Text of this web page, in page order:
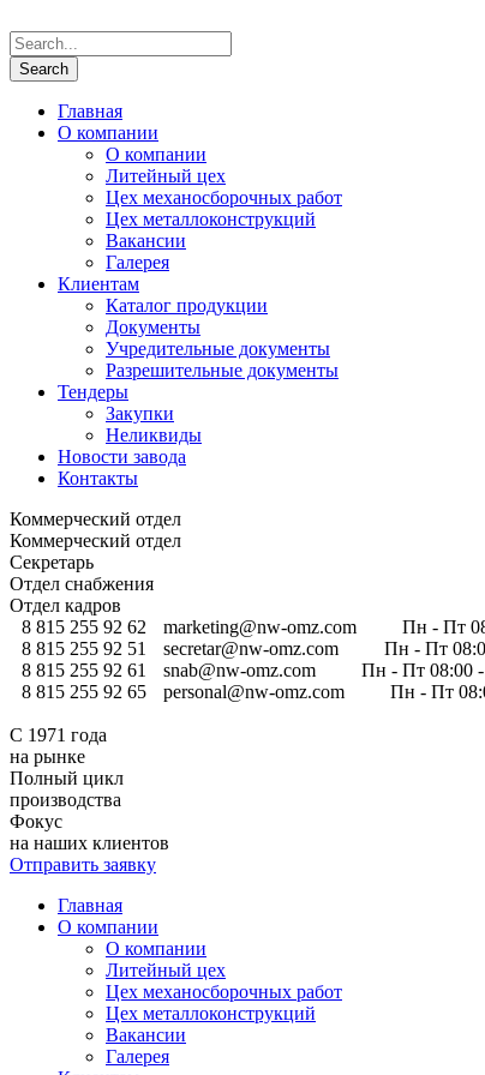
Главная
О компании
О компании
Литейный цех
Цех механосборочных работ
Цех металлоконструкций
Вакансии
Галерея
Клиентам
Каталог продукции
Документы
Учредительные документы
Разрешительные документы
Тендеры
Закупки
Неликвиды
Новости завода
Контакты
Коммерческий отдел
Коммерческий отдел
Секретарь
Отдел снабжения
Отдел кадров
8 815 255 92 62
marketing@nw-omz.com
Пн - Пт
8 815 255 92 51
secretar@nw-omz.com Пн - Пт
8 815 255 92 61
snab@nw-omz.com Пн - Пт 08:00 -
8 815 255 92 65
personal@nw-omz.com Пн - Пт
С 1971 года
на рынке
Полный цикл
производства
Фокус
на наших клиентов
Отправить заявку
Главная
О компании
О компании
Литейный цех
Цех механосборочных работ
Цех металлоконструкций
Вакансии
Галерея